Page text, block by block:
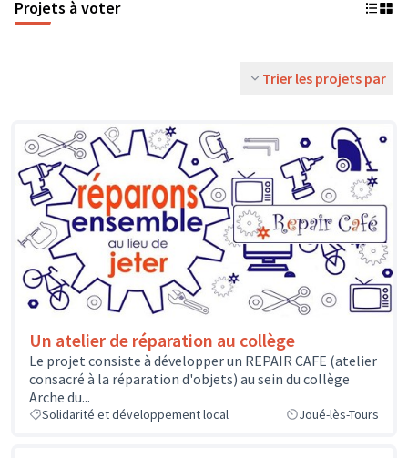
Projets à voter
Trier les projets par
Un atelier de réparation au collège
Le projet consiste à développer un REPAIR CAFE (atelier
consacré à la réparation d'objets) au sein du collège
Arche du...
Solidarité et développement local Joué-lès-Tours